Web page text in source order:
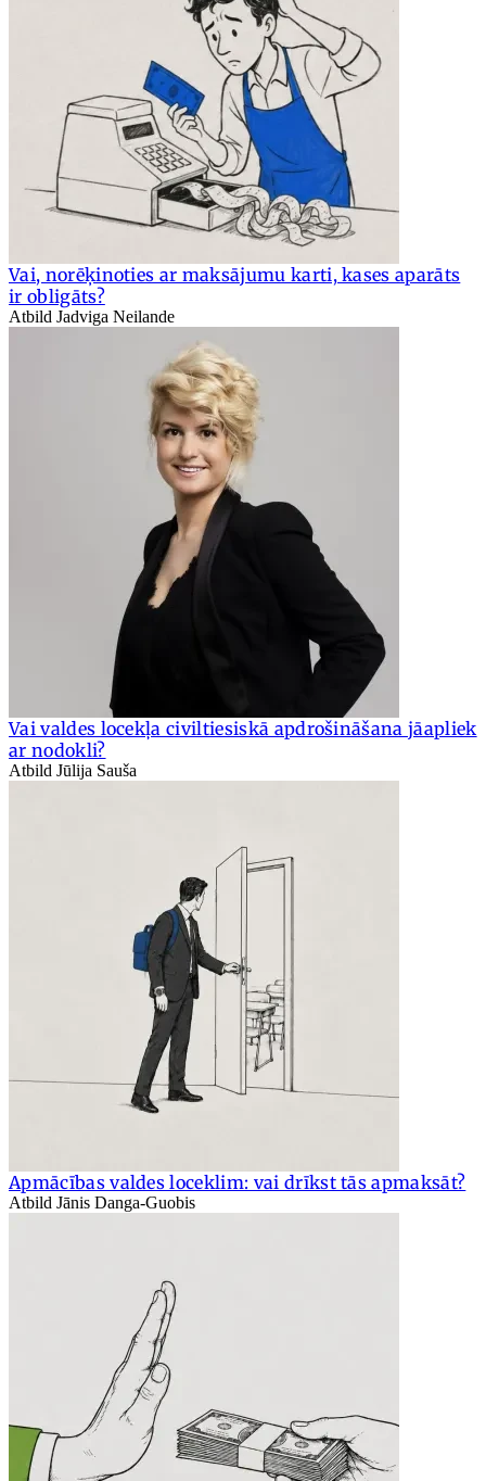
Vai, norēķinoties ar maksājumu karti, kases aparāts
ir obligāts?
Atbild Jadviga Neilande
Vai valdes locekļa civiltiesiskā apdrošināšana jāapliek
ar nodokli?
Atbild Jūlija Sauša
Apmācības valdes loceklim: vai drīkst tās apmaksāt?
Atbild Jānis Danga-Guobis